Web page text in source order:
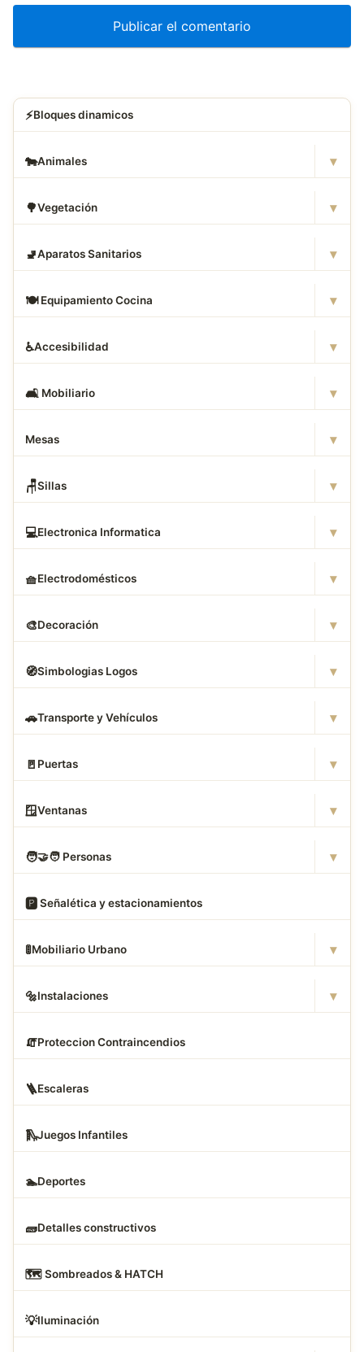
⚡Bloques dinamicos
🐄Animales ▾
🌳Vegetación ▾
🚽Aparatos Sanitarios ▾
🍽️ Equipamiento Cocina ▾
♿Accesibilidad ▾
🛋 ️ Mobiliario ▾
Mesas ▾
🪑Sillas ▾
💻Electronica Informatica ▾
🧺Electrodomésticos ▾
🎨Decoración ▾
🧭Simbologias Logos ▾
🚗Transporte y Vehículos ▾
🚪 Puertas ▾
🪟Ventanas ▾
🧑‍🤝‍🧑 Personas ▾
🅿️ Señalética y estacionamientos
🚦Mobiliario Urbano ▾
🔩Instalaciones ▾
🧯Proteccion Contraincendios
🪜Escaleras
🛝Juegos Infantiles
🏊Deportes
🧱Detalles constructivos
🗺️ Sombreados & HATCH
💡Iluminación